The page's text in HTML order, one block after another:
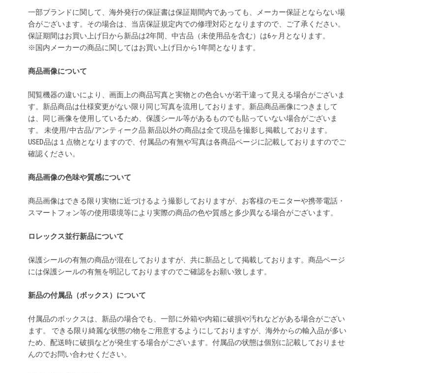
一部ブランドに関して、海外発行の保証書は保証期間内であっても、メーカー保証とならない場
合がございます。その場合は、当店保証規定内での修理対応となりますので、ご了承ください。
保証期間はお買い上げ日から新品は2年間、中古品（未使用品を含む）は6ヶ月となります。
※国内メーカーの商品に関してはお買い上げ日から1年間となります。
商品画像について
閲覧機器の違いにより、画面上の商品写真と実物との色合いが若干違って見える場合がございま
す。新品商品は仕様変更がない限り同じ写真を流用しております。新品商品画像につきまして
は、同じ画像を使用しているため、保護シール等があるものでも貼っていない場合がございま
す。 未使用/中古品/アンティーク品 新品以外の商品は全て現品を撮影し掲載しております。
USED品は１点物となりますので、付属品の有無や写真は各商品ページに記載しておりますのでご
確認ください。
商品画像の色味や質感について
商品画像はできる限り実物に近づけるよう撮影しておりますが、お客様のモニターや携帯電話・
スマートフォン等の使用環境等により実際の商品の色や質感と多少異なる場合がございます。
ロレックス並行新品について
保護シールの有無の商品が混在しておりますが、共に新品として掲載しております。商品ページ
には保護シールの有無を明記しておりますのでご確認をお願い致します。
新品の付属品（ボックス）について
付属品のボックスは、新品の場合でも、一部に外箱や内箱に破損や汚れなどがある場合がござい
ます。 できる限り綺麗な状態の物をご用意するようにしておりますが、海外からの輸入品が多い
ため、配送時に破損などが発生する場合がございます。付属品の状態は個別に記載しておりませ
んのでお問い合わせください。